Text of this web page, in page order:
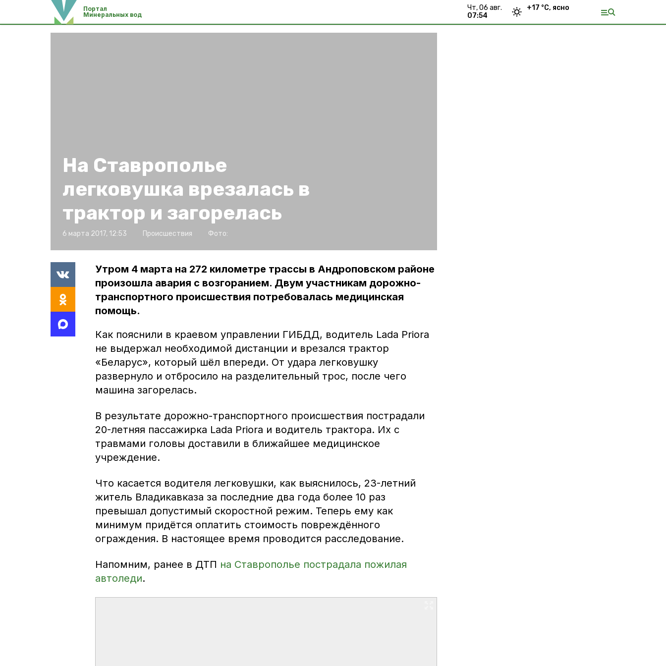
Портал
Минеральных вод
чт, 06 авг.
07:54
+17 °С, ясно
На Ставрополье
легковушка врезалась в
трактор и загорелась
6 марта 2017, 12:53 Происшествия Фото:
Утром 4 марта на 272 километре трассы в Андроповском районе
произошла авария с возгоранием. Двум участникам дорожно-
транспортного происшествия потребовалась медицинская
помощь.
Как пояснили в краевом управлении ГИБДД, водитель Lada Priora
не выдержал необходимой дистанции и врезался трактор
«Беларус», который шёл впереди. От удара легковушку
развернуло и отбросило на разделительный трос, после чего
машина загорелась.
В результате дорожно-транспортного происшествия пострадали
20-летняя пассажирка Lada Priora и водитель трактора. Их с
травмами головы доставили в ближайшее медицинское
учреждение.
Что касается водителя легковушки, как выяснилось, 23-летний
житель Владикавказа за последние два года более 10 раз
превышал допустимый скоростной режим. Теперь ему как
минимум придётся оплатить стоимость повреждённого
ограждения. В настоящее время проводится расследование.
Напомним, ранее в ДТП на Ставрополье пострадала пожилая
автоледи.